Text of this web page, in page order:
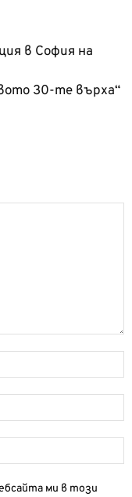
в София на
30-те върха“
ми в този